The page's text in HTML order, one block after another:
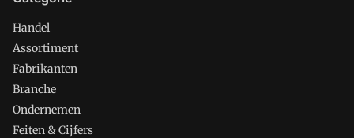
Handel
Assortiment
Fabrikanten
Branche
Ondernemen
Feiten & Cijfers